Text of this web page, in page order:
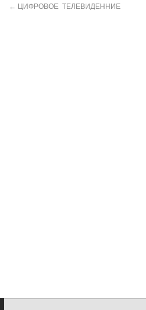
← ЦИФРОВОЕ ТЕЛЕВИДЕННИЕ